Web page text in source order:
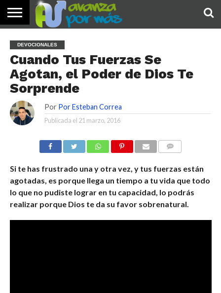
PALABRA
DE HOY
DEVOCIONALES
NOTICIAS
TESTIMONIOS
ORACIONES
SOBRE
NOSOTROS
IMÁGENES
DEVOCIONALES
Cuando Tus Fuerzas Se
Agotan, el Poder de Dios Te
Sorprende
Por Por Esteban Correa
Publicada el 21 marzo, 2016
Si te has frustrado una y otra vez, y tus fuerzas están
agotadas, es porque llega un tiempo a tu vida que todo
lo que no pudiste lograr en tu capacidad, lo podrás
realizar porque Dios te da su favor sobrenatural.